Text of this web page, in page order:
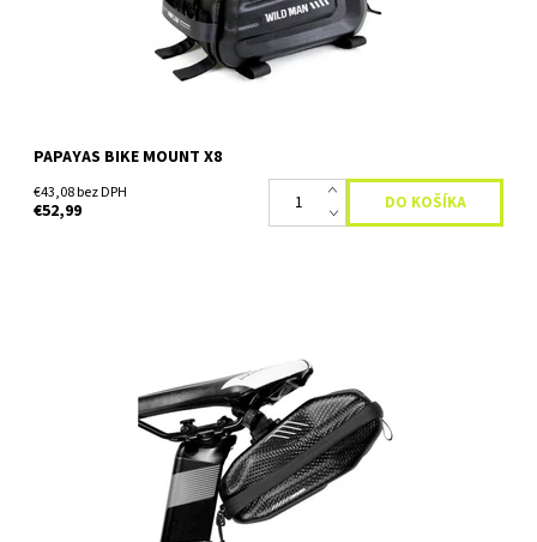
PAPAYAS BIKE MOUNT X8
€43,08 bez DPH
€52,99
Vodeodolná taška na bicykel Papayas wm pod sedlo.Brašna je
upevnená na ráme bicykla systémom click to fit, je vyrobená z
odolného polykarbonátu,ktorý je...
Skladom